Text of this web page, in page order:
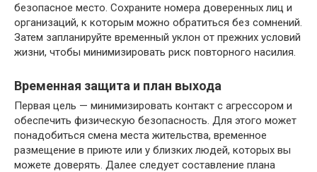
безопасное место. Сохраните номера доверенных лиц и
организаций, к которым можно обратиться без сомнений.
Затем запланируйте временный уклон от прежних условий
жизни, чтобы минимизировать риск повторного насилия.
Временная защита и план выхода
Первая цель — минимизировать контакт с агрессором и
обеспечить физическую безопасность. Для этого может
понадобиться смена места жительства, временное
размещение в приюте или у близких людей, которых вы
можете доверять. Далее следует составление плана